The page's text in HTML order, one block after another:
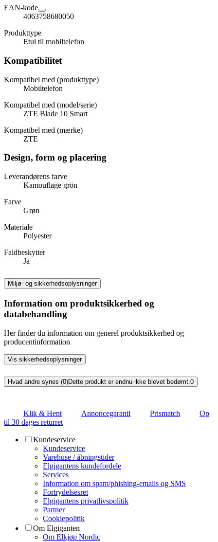
EAN-kode
4063758680050
Produkttype
Etui til mobiltelefon
Kompatibilitet
Kompatibel med (produkttype)
Mobiltelefon
Kompatibel med (model/serie)
ZTE Blade 10 Smart
Kompatibel med (mærke)
ZTE
Design, form og placering
Leverandørens farve
Kamouflage grön
Farve
Grøn
Materiale
Polyester
Faldbeskytter
Ja
Miljø- og sikkerhedsoplysninger
Information om produktsikkerhed og
databehandling
Her finder du information om generel produktsikkerhed og
producentinformation
Vis sikkerhedsoplysninger
Hvad andre synes (0)Dette produkt er endnu ikke blevet bedømt.0
Klik & Hent Annoncegaranti Prismatch
Op
til 30 dages returret
Kundeservice
Kundeservice
Varehuse / åbningstider
Elgigantens kundefordele
Services
Information om spam/phishing-emails og SMS
Fortrydelsesret
Elgigantens privatlivspolitik
Partner
Cookiepolitik
Om Elgiganten
Om Elkjøp Nordic